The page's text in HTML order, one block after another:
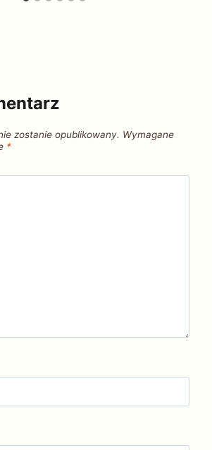
zostanie opublikowany. Wymagane
*